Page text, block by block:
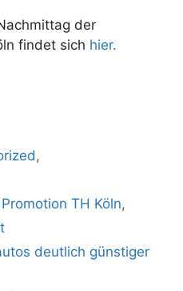
der
findet sich hier.
,
Promotion TH Köln,
deutlich günstiger